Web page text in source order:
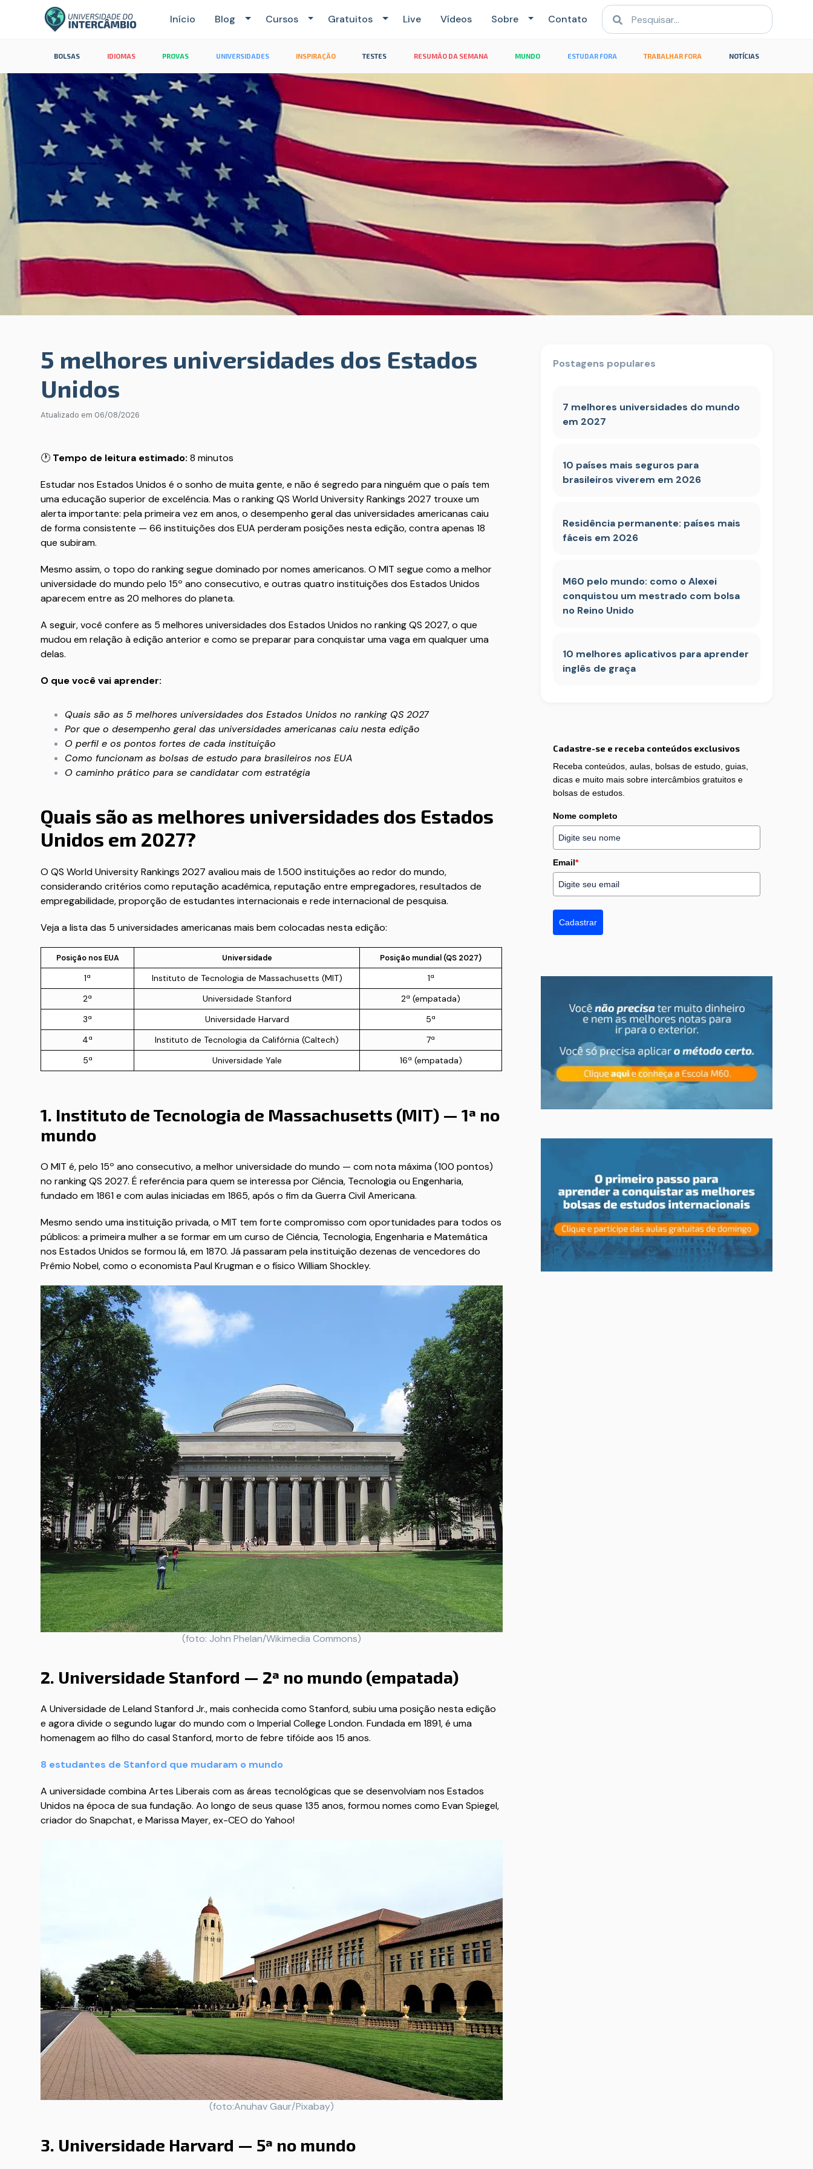
Início Blog Cursos Gratuitos Live Vídeos Sobre Contato
BOLSAS IDIOMAS PROVAS UNIVERSIDADES INSPIRAÇÃO TESTES RESUMÃO DA SEMANA MUNDO ESTUDAR FORA TRABALHAR FORA NOTÍCIAS
5 melhores universidades dos Estados
Unidos
Atualizado em 06/08/2026
🕐 Tempo de leitura estimado: 8 minutos
Estudar nos Estados Unidos é o sonho de muita gente, e não é segredo para ninguém que o país tem
uma educação superior de excelência. Mas o ranking QS World University Rankings 2027 trouxe um
alerta importante: pela primeira vez em anos, o desempenho geral das universidades americanas caiu
de forma consistente — 66 instituições dos EUA perderam posições nesta edição, contra apenas 18
que subiram.
Mesmo assim, o topo do ranking segue dominado por nomes americanos. O MIT segue como a melhor
universidade do mundo pelo 15º ano consecutivo, e outras quatro instituições dos Estados Unidos
aparecem entre as 20 melhores do planeta.
A seguir, você confere as 5 melhores universidades dos Estados Unidos no ranking QS 2027, o que
mudou em relação à edição anterior e como se preparar para conquistar uma vaga em qualquer uma
delas.
O que você vai aprender:
Quais são as 5 melhores universidades dos Estados Unidos no ranking QS 2027
Por que o desempenho geral das universidades americanas caiu nesta edição
O perfil e os pontos fortes de cada instituição
Como funcionam as bolsas de estudo para brasileiros nos EUA
O caminho prático para se candidatar com estratégia
Quais são as melhores universidades dos Estados
Unidos em 2027?
O QS World University Rankings 2027 avaliou mais de 1.500 instituições ao redor do mundo,
considerando critérios como reputação acadêmica, reputação entre empregadores, resultados de
empregabilidade, proporção de estudantes internacionais e rede internacional de pesquisa.
Veja a lista das 5 universidades americanas mais bem colocadas nesta edição:
Posição nos EUA Universidade Posição mundial (QS 2027)
1ª Instituto de Tecnologia de Massachusetts (MIT)
1ª
2ª
Universidade Stanford
2ª (empatada)
3ª
Universidade Harvard
5ª
4ª
Instituto de Tecnologia da Califórnia (Caltech)
7ª
5ª
Universidade Yale 16ª (empatada)
1. Instituto de Tecnologia de Massachusetts (MIT) — 1ª no
mundo
O MIT é, pelo 15º ano consecutivo, a melhor universidade do mundo — com nota máxima (100 pontos)
no ranking QS 2027. É referência para quem se interessa por Ciência, Tecnologia ou Engenharia,
fundado em 1861 e com aulas iniciadas em 1865, após o fim da Guerra Civil Americana.
Mesmo sendo uma instituição privada, o MIT tem forte compromisso com oportunidades para todos os
públicos: a primeira mulher a se formar em um curso de Ciência, Tecnologia, Engenharia e Matemática
nos Estados Unidos se formou lá, em 1870. Já passaram pela instituição dezenas de vencedores do
Prêmio Nobel, como o economista Paul Krugman e o físico William Shockley.
(foto: John Phelan/Wikimedia Commons)
2. Universidade Stanford — 2ª no mundo (empatada)
A Universidade de Leland Stanford Jr., mais conhecida como Stanford, subiu uma posição nesta edição
e agora divide o segundo lugar do mundo com o Imperial College London. Fundada em 1891, é uma
homenagem ao filho do casal Stanford, morto de febre tifóide aos 15 anos.
8 estudantes de Stanford que mudaram o mundo
A universidade combina Artes Liberais com as áreas tecnológicas que se desenvolviam nos Estados
Unidos na época de sua fundação. Ao longo de seus quase 135 anos, formou nomes como Evan Spiegel,
criador do Snapchat, e Marissa Mayer, ex-CEO do Yahoo!
(foto:Anuhav Gaur/Pixabay)
3. Universidade Harvard — 5ª no mundo
Postagens populares
7 melhores universidades do mundo
em 2027
10 países mais seguros para
brasileiros viverem em 2026
Residência permanente: países mais
fáceis em 2026
M60 pelo mundo: como o Alexei
conquistou um mestrado com bolsa
no Reino Unido
10 melhores aplicativos para aprender
inglês de graça
Cadastre-se e receba conteúdos exclusivos
Receba conteúdos, aulas, bolsas de estudo, guias,
dicas e muito mais sobre intercâmbios gratuitos e
bolsas de estudos.
Nome completo
Email*
Cadastrar